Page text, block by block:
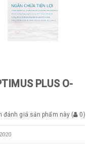
PLUS O-
đánh giá sản phẩm này ( 0)